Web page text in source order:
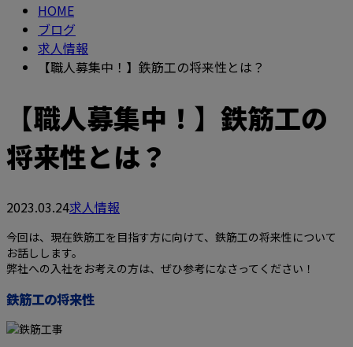
HOME
ブログ
求人情報
【職人募集中！】鉄筋工の将来性とは？
【職人募集中！】鉄筋工の
将来性とは？
2023.03.24求人情報
今回は、現在鉄筋工を目指す方に向けて、鉄筋工の将来性について
お話しします。
弊社への入社をお考えの方は、ぜひ参考になさってください！
鉄筋工の将来性